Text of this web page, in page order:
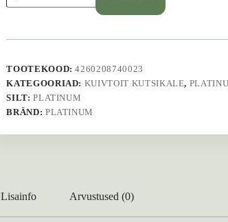
Chicken
kg
TOOTEKOOD:4260208740023
KATEGOORIAD: KUIVTOIT KUTSIKALE,
SILT:PLATINUM
BRÄND: PLATINUM
Lisainfo Arvustused (0)